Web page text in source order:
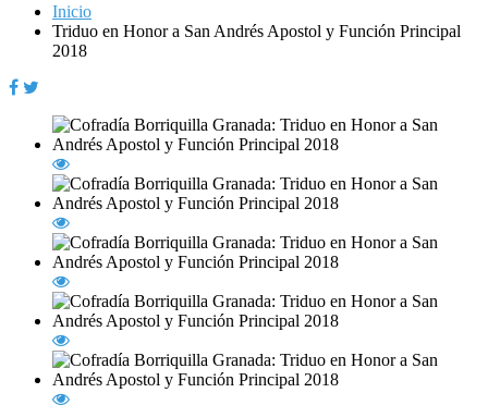
Inicio
Triduo en Honor a San Andrés Apostol y Función Principal
2018